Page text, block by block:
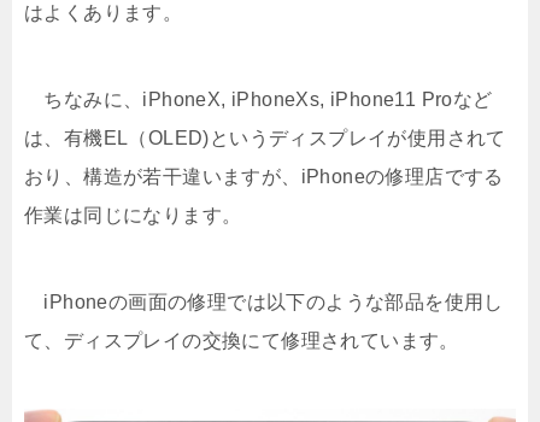
はよくあります。
ちなみに、iPhoneX, iPhoneXs, iPhone11 Proなど
は、有機EL（OLED)というディスプレイが使用されて
おり、構造が若干違いますが、iPhoneの修理店でする
作業は同じになります。
iPhoneの画面の修理では以下のような部品を使用し
て、ディスプレイの交換にて修理されています。